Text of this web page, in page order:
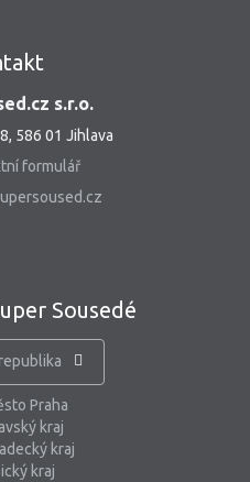
s.r.o.
586 01 Jihlava
formulář
Sousedé
Praha
kraj
kraj
kraj